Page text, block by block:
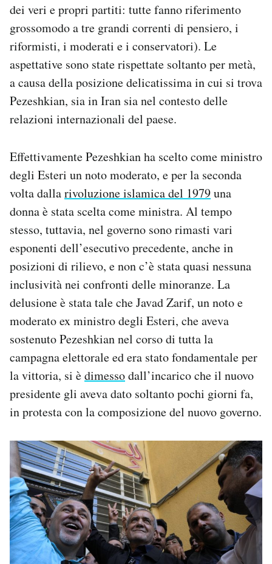
dei veri e propri partiti: tutte fanno riferimento
grossomodo a tre grandi correnti di pensiero, i
riformisti, i moderati e i conservatori). Le
aspettative sono state rispettate soltanto per metà,
a causa della posizione delicatissima in cui si trova
Pezeshkian, sia in Iran sia nel contesto delle
relazioni internazionali del paese.
Effettivamente Pezeshkian ha scelto come ministro
degli Esteri un noto moderato, e per la seconda
volta dallarivoluzione islamica del 1979una
donna è stata scelta come ministra. Al tempo
stesso, tuttavia, nel governo sono rimasti vari
esponenti dell’esecutivo precedente, anche in
posizioni di rilievo, e non c’è stata quasi nessuna
inclusività nei confronti delle minoranze. La
delusione è stata tale che Javad Zarif, un noto e
moderato ex ministro degli Esteri, che aveva
sostenuto Pezeshkian nel corso di tutta la
campagna elettorale ed era stato fondamentale per
la vittoria, si èdimessodall’incarico che il nuovo
presidente gli aveva dato soltanto pochi giorni fa,
in protesta con la composizione del nuovo governo.